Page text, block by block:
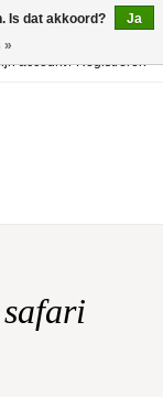
account / Registreren
Is dat akkoord?
Ja
»